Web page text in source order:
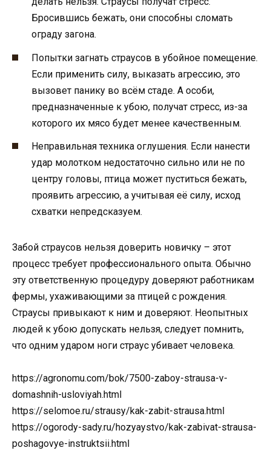
Бросившись бежать, они способны сломать
ограду загона.
Попытки загнать страусов в убойное помещение.
Если применить силу, выказать агрессию, это
вызовет панику во всём стаде. А особи,
предназначенные к убою, получат стресс, из-за
которого их мясо будет менее качественным.
Неправильная техника оглушения. Если нанести
удар молотком недостаточно сильно или не по
центру головы, птица может пуститься бежать,
проявить агрессию, а учитывая её силу, исход
схватки непредсказуем.
Забой страусов нельзя доверить новичку – этот
процесс требует профессионального опыта. Обычно
эту ответственную процедуру доверяют работникам
фермы, ухаживающими за птицей с рождения.
Страусы привыкают к ним и доверяют. Неопытных
людей к убою допускать нельзя, следует помнить,
что одним ударом ноги страус убивает человека.
https://agronomu.com/bok/7500-zaboy-strausa-v-
domashnih-usloviyah.html
https://selomoe.ru/strausy/kak-zabit-strausa.html
https://ogorody-sady.ru/hozyaystvo/kak-zabivat-strausa-
poshagovye-instruktsii.html